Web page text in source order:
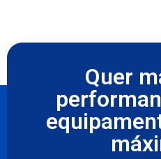
Quer